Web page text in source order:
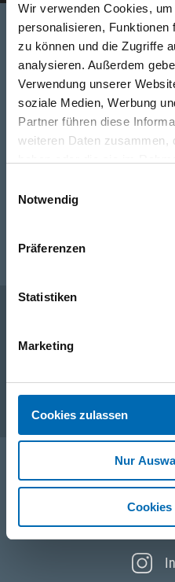
Wir verwenden Cookies,
personalisieren, Funktionen
zu können und die Zugriffe
analysieren. Außerdem
Verwendung unserer
soziale Medien, Werbung
Partner führen diese
weiteren Daten zusammen,
Notwendig
Präferenzen
Statistiken
Marketing
Cookies zulassen
Nur
Cookies
0316/2771-0 (Mo - Do: 07:30 -